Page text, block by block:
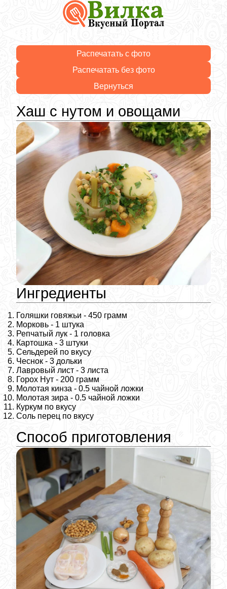
Распечатать с фото
Распечатать без фото
Вернуться
Хаш с нутом и овощами
Ингредиенты
Голяшки говяжьи - 450 грамм
Морковь - 1 штука
Репчатый лук - 1 головка
Картошка - 3 штуки
Сельдерей по вкусу
Чеснок - 3 дольки
Лавровый лист - 3 листа
Горох Нут - 200 грамм
Молотая кинза - 0.5 чайной ложки
Молотая зира - 0.5 чайной ложки
Куркум по вкусу
Соль перец по вкусу
Способ приготовления